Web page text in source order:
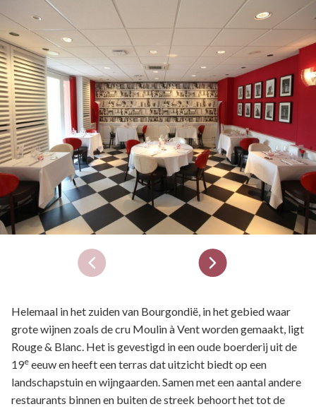
Helemaal in het zuiden van Bourgondië, in het gebied waar
grote wijnen zoals de cru Moulin à Vent worden gemaakt, ligt
Rouge & Blanc. Het is gevestigd in een oude boerderij uit de
19e eeuw en heeft een terras dat uitzicht biedt op een
landschapstuin en wijngaarden. Samen met een aantal andere
restaurants binnen en buiten de streek behoort het tot de